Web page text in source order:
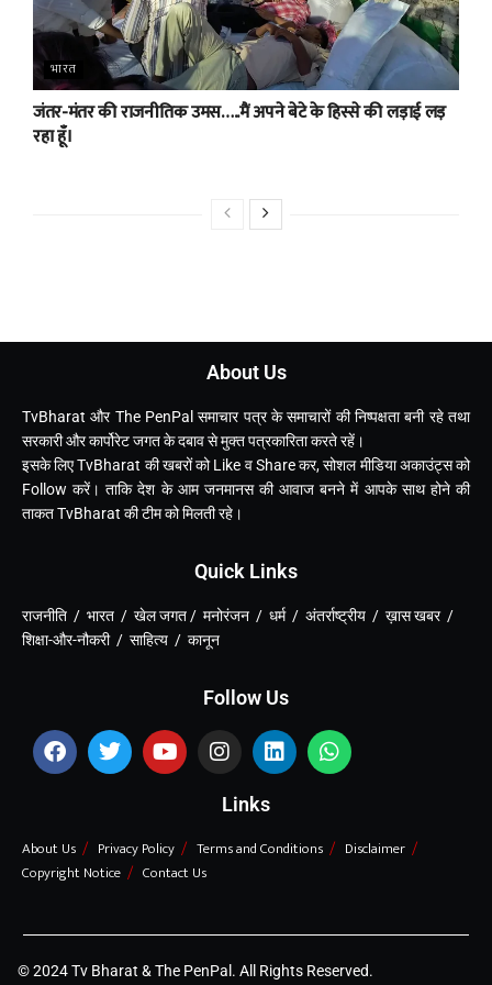
भारत
जंतर-मंतर की राजनीतिक उमस…..मैं अपने बेटे के हिस्से की लड़ाई लड़
रहा हूँ।
About Us
TvBharat और The PenPal समाचार पत्र के समाचारों की निष्पक्षता बनी रहे तथा
सरकारी और कार्पोरेट जगत के दबाव से मुक्त पत्रकारिता करते रहें।
इसके लिए TvBharat की खबरों को Like व Share कर, सोशल मीडिया अकाउंट्स को
Follow करें। ताकि देश के आम जनमानस की आवाज बनने में आपके साथ होने की
ताकत TvBharat की टीम को मिलती रहे।
Quick Links
राजनीति / भारत / खेल जगत / मनोरंजन / धर्म / अंतर्राष्ट्रीय / ख़ास खबर /
शिक्षा-और-नौकरी / साहित्य / कानून
Follow Us
Links
About Us Privacy Policy Terms and Conditions
Disclaimer
Copyright Notice
Contact Us
© 2024 Tv Bharat & The PenPal. All Rights Reserved.